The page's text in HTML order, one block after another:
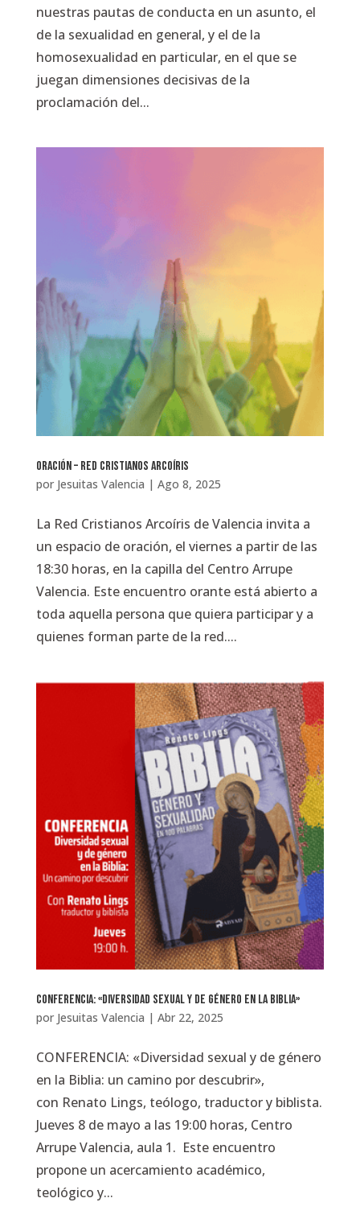
nuestras pautas de conducta en un asunto, el
de la sexualidad en general, y el de la
homosexualidad en particular, en el que se
juegan dimensiones decisivas de la
proclamación del...
Oración – Red Cristianos Arcoíris
por Jesuitas Valencia | Ago 8, 2025
La Red Cristianos Arcoíris de Valencia invita a
un espacio de oración, el viernes a partir de las
18:30 horas, en la capilla del Centro Arrupe
Valencia. Este encuentro orante está abierto a
toda aquella persona que quiera participar y a
quienes forman parte de la red....
Conferencia: «Diversidad sexual y de género en la Biblia»
por Jesuitas Valencia | Abr 22, 2025
CONFERENCIA: «Diversidad sexual y de género
en la Biblia: un camino por descubrir»,
con Renato Lings, teólogo, traductor y biblista.
Jueves 8 de mayo a las 19:00 horas, Centro
Arrupe Valencia, aula 1. Este encuentro
propone un acercamiento académico,
teológico y...